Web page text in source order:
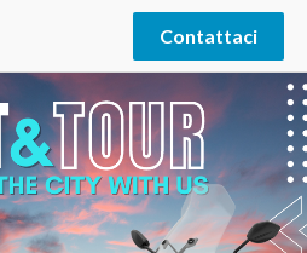
Contattaci